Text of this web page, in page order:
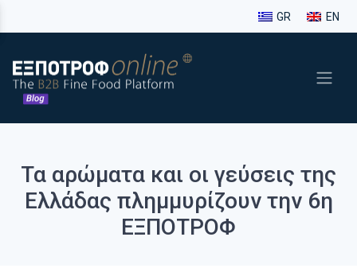
GR EN
Τα αρώματα και οι γεύσεις της
Ελλάδας πλημμυρίζουν την 6η
ΕΞΠΟΤΡΟΦ